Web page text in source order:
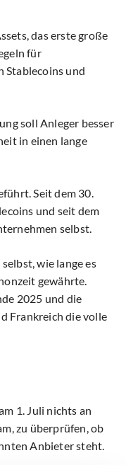
das erste große
für
Stablecoins und
soll Anleger besser
in einen lange
Seit dem 30.
und seit dem
selbst.
wie lange es
gewährte.
2025 und die
Frankreich die volle
1. Juli nichts an
zu überprüfen, ob
Anbieter steht.